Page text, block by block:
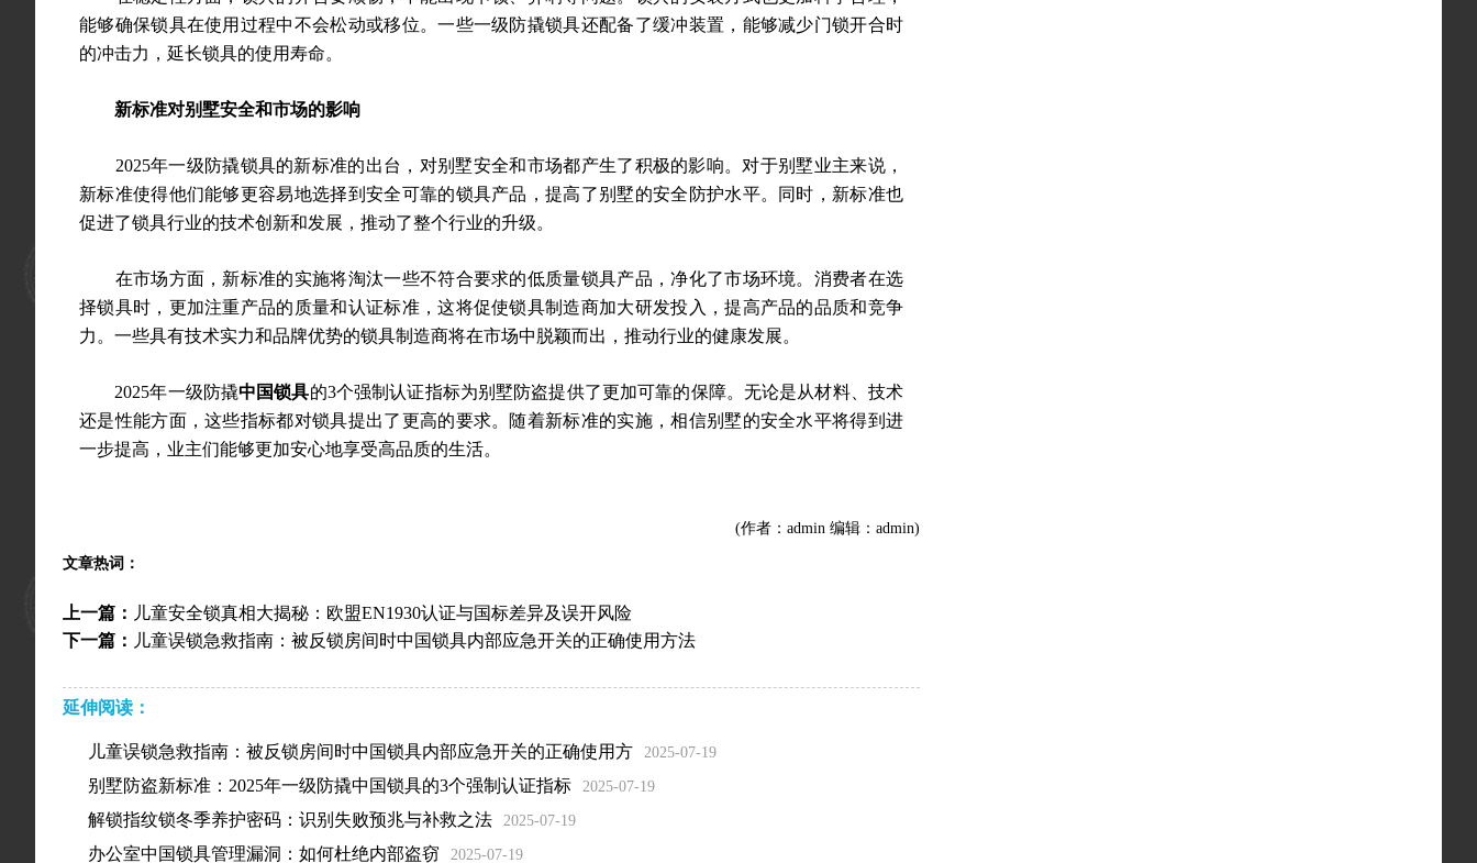
能够确保锁具在使用过程中不会松动或移位。一些一级防撬锁具还配备了缓冲装置，能够减少门锁开合时
的冲击力，延长锁具的使用寿命。
新标准对别墅安全和市场的影响
2025年一级防撬锁具的新标准的出台，对别墅安全和市场都产生了积极的影响。对于别墅业主来说，
新标准使得他们能够更容易地选择到安全可靠的锁具产品，提高了别墅的安全防护水平。同时，新标准也
促进了锁具行业的技术创新和发展，推动了整个行业的升级。
在市场方面，新标准的实施将淘汰一些不符合要求的低质量锁具产品，净化了市场环境。消费者在选
择锁具时，更加注重产品的质量和认证标准，这将促使锁具制造商加大研发投入，提高产品的品质和竞争
力。一些具有技术实力和品牌优势的锁具制造商将在市场中脱颖而出，推动行业的健康发展。
2025年一级防撬中国锁具的3个强制认证指标为别墅防盗提供了更加可靠的保障。无论是从材料、技术
还是性能方面，这些指标都对锁具提出了更高的要求。随着新标准的实施，相信别墅的安全水平将得到进
一步提高，业主们能够更加安心地享受高品质的生活。
(作者：admin 编辑：admin)
文章热词：
上一篇： 儿童安全锁真相大揭秘：欧盟EN1930认证与国标差异及误开风险
下一篇： 儿童误锁急救指南：被反锁房间时中国锁具内部应急开关的正确使用方法
延伸阅读：
儿童误锁急救指南：被反锁房间时中国锁具内部应急开关的正确使用方 2025-07-19
别墅防盗新标准：2025年一级防撬中国锁具的3个强制认证指标 2025-07-19
解锁指纹锁冬季养护密码：识别失败预兆与补救之法 2025-07-19
办公室中国锁具管理漏洞：如何杜绝内部盗窃 2025-07-19